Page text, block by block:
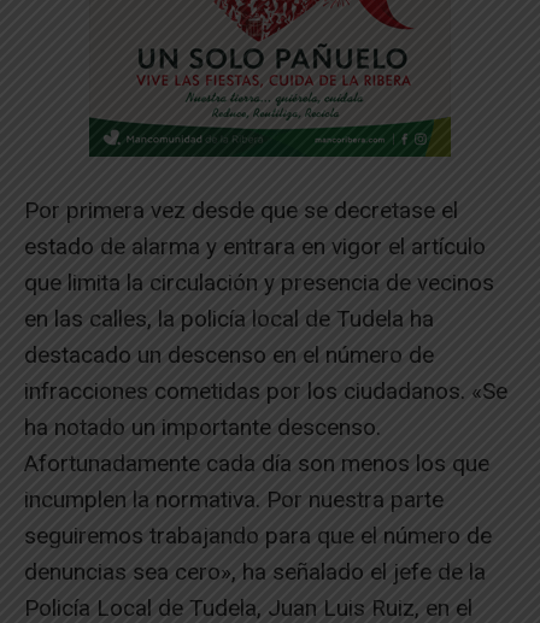
Por primera vez desde que se decretase el
estado de alarma y entrara en vigor el artículo
que limita la circulación y presencia de vecinos
en las calles, la policía local de Tudela ha
destacado un descenso en el número de
infracciones cometidas por los ciudadanos. «Se
ha notado un importante descenso.
Afortunadamente cada día son menos los que
incumplen la normativa. Por nuestra parte
seguiremos trabajando para que el número de
denuncias sea cero», ha señalado el jefe de la
Policía Local de Tudela, Juan Luis Ruiz, en el